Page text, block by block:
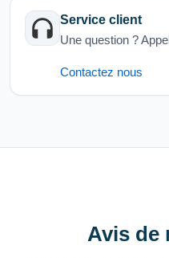
Service client
Une question ?
Contactez nous
Avis de